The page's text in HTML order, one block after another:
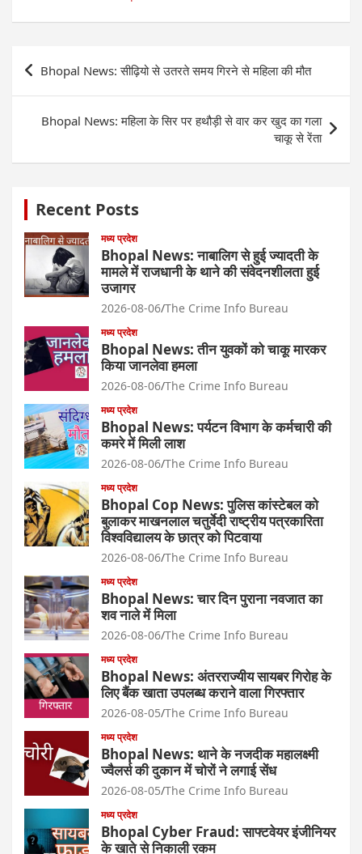
Post
navigation
Bhopal News: सीढ़ियो से उतरते समय गिरने से महिला की मौत
Bhopal News: महिला के सिर पर हथौड़ी से वार कर खुद का गला
चाकू से रेंता
Recent Posts
मध्य प्रदेश
Bhopal News: नाबालिग से हुई ज्यादती के
मामले में राजधानी के थाने की संवेदनशीलता हुई
उजागर
2026-08-06 The Crime Info Bureau
मध्य प्रदेश
Bhopal News: तीन युवकों को चाकू मारकर
किया जानलेवा हमला
2026-08-06 The Crime Info Bureau
मध्य प्रदेश
Bhopal News: पर्यटन विभाग के कर्मचारी की
कमरे में मिली लाश
2026-08-06 The Crime Info Bureau
मध्य प्रदेश
Bhopal Cop News: पुलिस कांस्टेबल को
बुलाकर माखनलाल चतुर्वेदी राष्ट्रीय पत्रकारिता
विश्वविद्यालय के छात्र को पिटवाया
2026-08-06 The Crime Info Bureau
मध्य प्रदेश
Bhopal News: चार दिन पुराना नवजात का
शव नाले में मिला
2026-08-06 The Crime Info Bureau
मध्य प्रदेश
Bhopal News: अंतरराज्यीय सायबर गिरोह के
लिए बैंक खाता उपलब्ध कराने वाला गिरफ्तार
2026-08-05 The Crime Info Bureau
मध्य प्रदेश
Bhopal News: थाने के नजदीक महालक्ष्मी
ज्वैलर्स की दुकान में चोरों ने लगाई सेंध
2026-08-05 The Crime Info Bureau
मध्य प्रदेश
Bhopal Cyber Fraud: साफ्टवेयर इंजीनियर
के खाते से निकाली रकम